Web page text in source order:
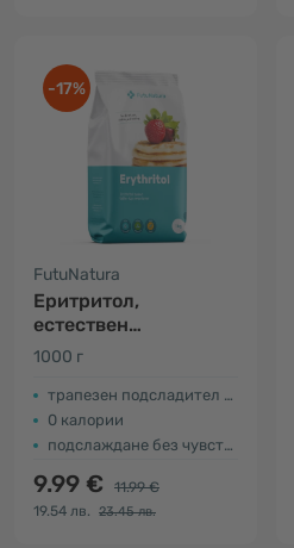
-17%
FutuNatura
Еритритол,
естествен
подсладител
1000 г
трапезен подсладител на основата на еритритол
0 калории
подслаждане без чувство за вина
9.99 €
11.99 €
19.54 лв.
23.45 лв.